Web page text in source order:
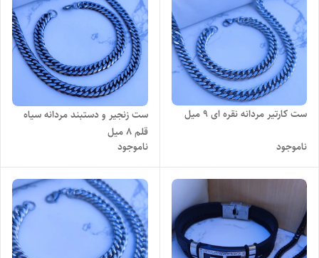
ست کارتیر مردانه نقره ای 9 میل
ناموجود
ست زنجیر و دستبند مردانه سیاه
قلم ۸ میل
ناموجود